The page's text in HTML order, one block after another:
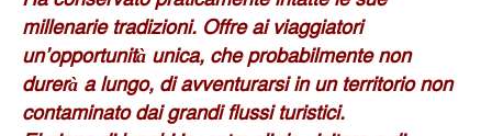
millenarie tradizioni. Offre ai viaggiatori
un’opportunità unica, che probabilmente non
durerà a lungo, di avventurarsi in un territorio non
contaminato dai grandi flussi turistici.